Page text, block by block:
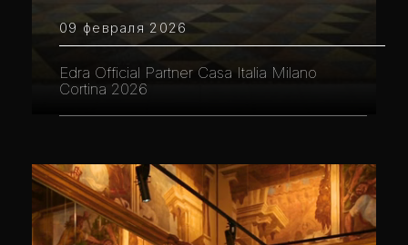
09 февраля 2026
Edra Official Partner Casa Italia Milano
Cortina 2026